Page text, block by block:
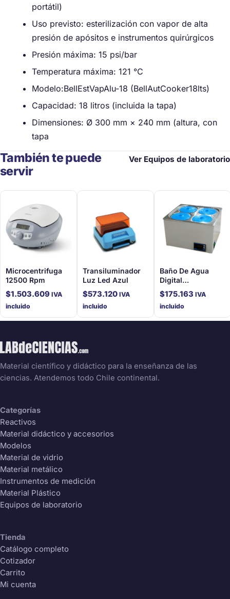
portátil)
Uso previsto: esterilización con vapor de alta
presión de apósitos e instrumentos quirúrgicos
Presión máxima: 15 psi/bar
Temperatura máxima: 121 °C
Modelo:BellEstVapAlu-18 (BellAutCooker18lts)
Capacidad: 18 litros (incluida la tapa)
Dimensiones: Ø 300 mm × 240 mm (altura, con
tapa
También te puede
servir
Ver Equipos de laboratorio
Microcentrifuga
12500 Rpm
$1.503.609 IVA
incluido
Transiluminador
Luz Led Azul
$573.120 IVA
incluido
Baño De Agua
Digital
Termostatizado De
4 Espacios. Med
Int 305X305X130/
12Lt Tamb+5
$175.163 IVA
incluido
Material científico y didáctico para la enseñanza de las
ciencias. Atendemos todo Chile continental.
Categorías
Reactivos
Material didáctico y accesorios
Modelos
Material de vidrio
Material metálico
Instrumentos de medición
Material Plástico
Equipos de laboratorio
Tienda
Catálogo completo
Cotizador
Carrito
Mi cuenta
Hola